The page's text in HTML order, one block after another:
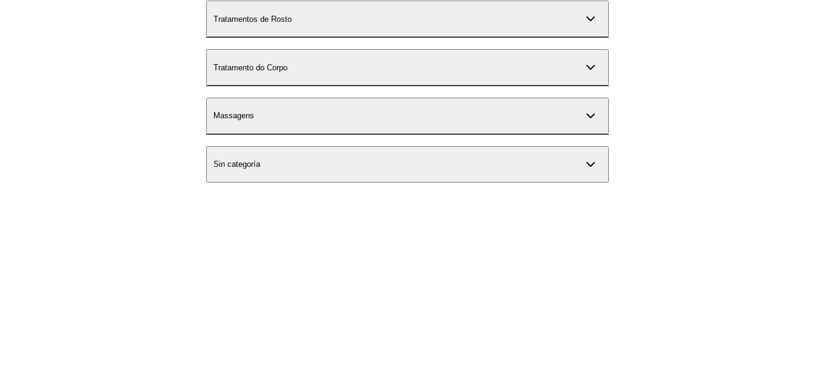
Tratamentos de Rosto
Tratamento do Corpo
Massagens
Sin categoría